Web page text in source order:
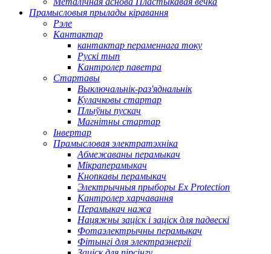
Прамысловыя прылады кіравання
Рэле
Кантактар
кантактар ​​пераменнага току
Рускі тып
Кантролер паветра
Стартавы
Выключальнік-раз'яднальнік
Кулачковы стартар
Плыўны пускач
Магнітны стартар
Інвертар
Прамысловая электратэхніка
Абмежаваны перамыкач
Мікраперамыкач
Кнопкавы перамыкач
Электрычныя прыборы Ex Protection
Кантролер харчавання
Перамыкач нажа
Нацяжны заціск і заціск для падвескі
Фотаэлектрычны перамыкач
Фітынгі для электраэнергіі